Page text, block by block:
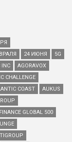
24 ИЮНЯ
5G
INC
AGORAVOX
CHALLENGE
COAST
AUKUS
GLOBAL 500